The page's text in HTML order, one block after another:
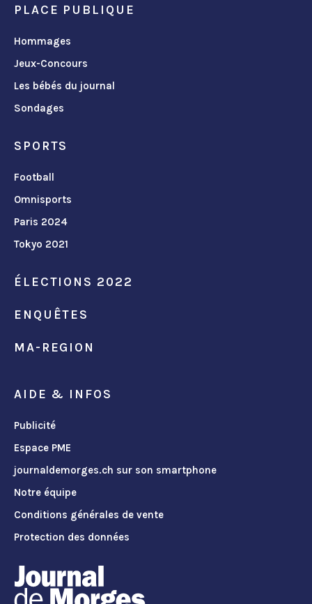
PLACE PUBLIQUE
Hommages
Jeux-Concours
Les bébés du journal
Sondages
SPORTS
Football
Omnisports
Paris 2024
Tokyo 2021
ÉLECTIONS 2022
ENQUÊTES
MA-REGION
AIDE & INFOS
Publicité
Espace PME
journaldemorges.ch sur son smartphone
Notre équipe
Conditions générales de vente
Protection des données